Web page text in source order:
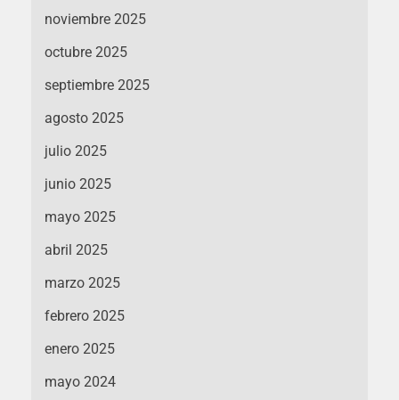
noviembre 2025
octubre 2025
septiembre 2025
agosto 2025
julio 2025
junio 2025
mayo 2025
abril 2025
marzo 2025
febrero 2025
enero 2025
mayo 2024